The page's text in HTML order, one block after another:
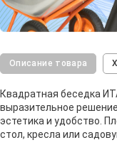
Описание товара
Квадратная беседка
выразительное
эстетика и удобство.
стол, кресла или